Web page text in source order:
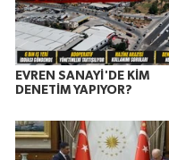
EVREN SANAYİ'DE KİM
DENETİM YAPIYOR?